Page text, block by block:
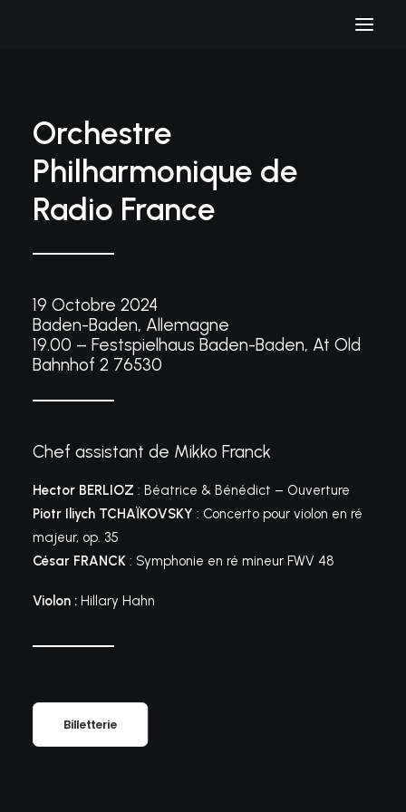
Orchestre
Philharmonique de
Radio France
19 Octobre 2024
Baden-Baden, Allemagne
19.00 – Festspielhaus Baden-Baden, At Old
Bahnhof 2 76530
Chef assistant de Mikko Franck
Hector BERLIOZ : Béatrice & Bénédict – Ouverture
Piotr Iliych TCHAÏKOVSKY : Concerto pour violon en ré
majeur, op. 35
César FRANCK : Symphonie en ré mineur FWV 48
Violon : Hillary Hahn
Billetterie